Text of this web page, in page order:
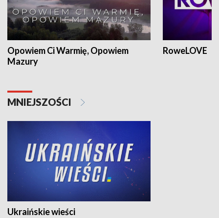
Opowiem Ci Warmię, Opowiem
Mazury
RoweLOVE
MNIEJSZOŚCI
Ukraińskie wieści